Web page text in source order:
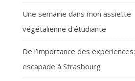
Une semaine dans mon assiette
végétalienne d’étudiante
De l’importance des expériences:
escapade à Strasbourg